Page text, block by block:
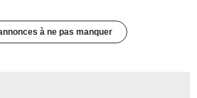
à ne pas manquer